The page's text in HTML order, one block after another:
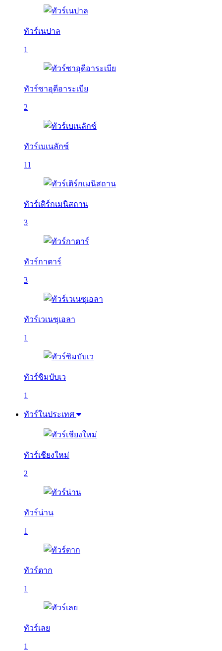
ทัวร์เนปาล
1
ทัวร์ซาอุดีอาระเบีย
2
ทัวร์เบเนลักซ์
11
ทัวร์เติร์กเมนิสถาน
3
ทัวร์กาตาร์
3
ทัวร์เวเนซุเอลา
1
ทัวร์ซิมบับเว
1
ทัวร์ในประเทศ
ทัวร์เชียงใหม่
2
ทัวร์น่าน
1
ทัวร์ตาก
1
ทัวร์เลย
1